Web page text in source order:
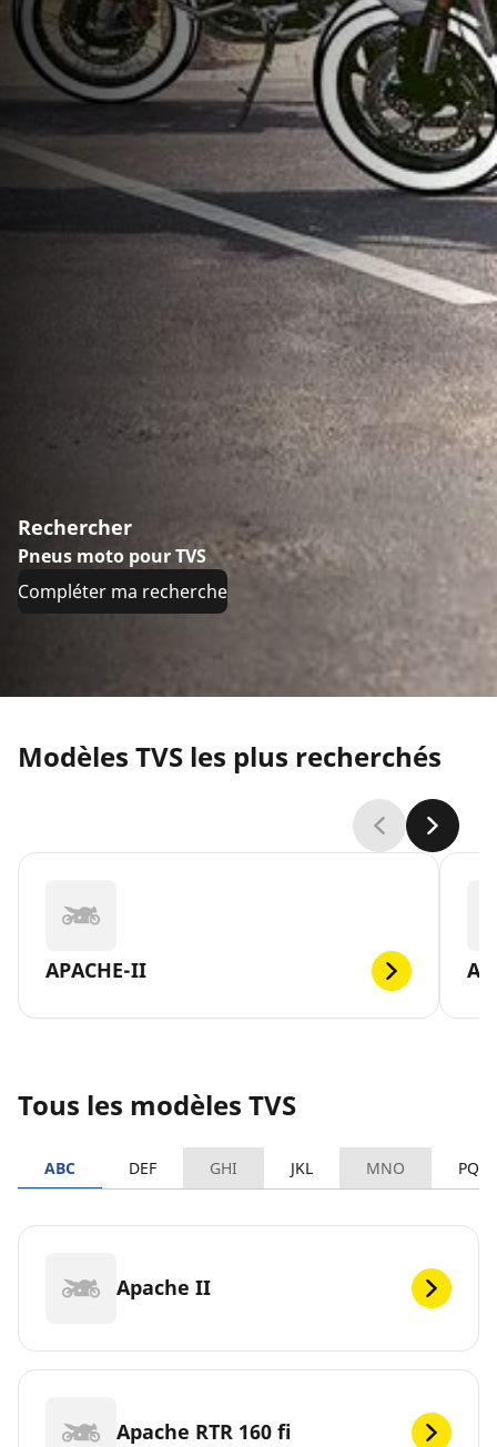
Rechercher
Pneus moto pour TVS
Compléter ma recherche
Modèles TVS les plus recherchés
APACHE-II
Tous les modèles TVS
ABC DEF GHI JKL MNO PQRS
Apache II
Apache RTR 160 fi